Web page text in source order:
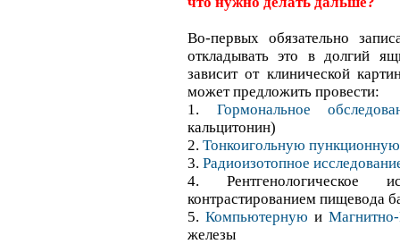
Во-первых обязательно
откладывать это в долгий
зависит от клинической
может предложить провести:
1. Гормональное
кальцитонин)
2. Тонкоигольную
3. Радиоизотопное
4. Рентгенологическое
контрастированием пищевода
5. Компьютерную и
железы